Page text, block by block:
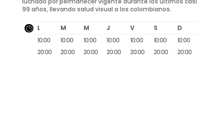
99 años, llevando salud visual a los colombianos.
L M M J V S
D
10:00
20:00
10:00
20:00
10:00
20:00
10:00
20:00
10:00
20:00
10:00
20:00
10:00
20:00
}